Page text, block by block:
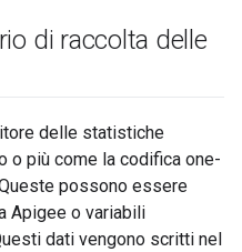
di raccolta delle
delle statistiche
o più come la codifica one-
possono essere
Apigee o variabili
dati vengono scritti nel